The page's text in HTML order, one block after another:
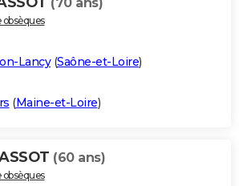
Lancy(Saône-et-Loire)
(Maine-et-Loire)
(60 ans)